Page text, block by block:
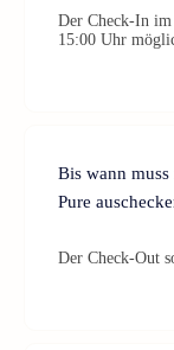
Der Check-In im
15:00 Uhr
Bis wann
Pure
Der Check-Out